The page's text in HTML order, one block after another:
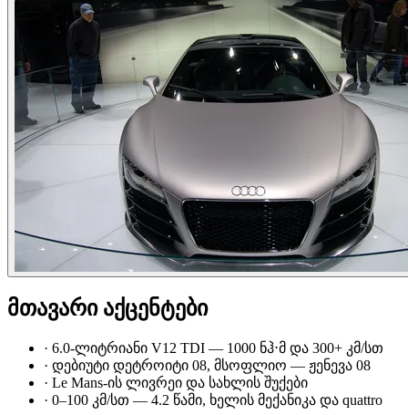
მთავარი აქცენტები
· 6.0-ლიტრიანი V12 TDI — 1000 ნჰ⋅მ და 300+ კმ/სთ
· დებიუტი დეტროიტი 08, მსოფლიო — ჟენევა 08
· Le Mans-ის ლივრეი და სახლის შუქები
· 0–100 კმ/სთ — 4.2 წამი, ხელის მექანიკა და quattro